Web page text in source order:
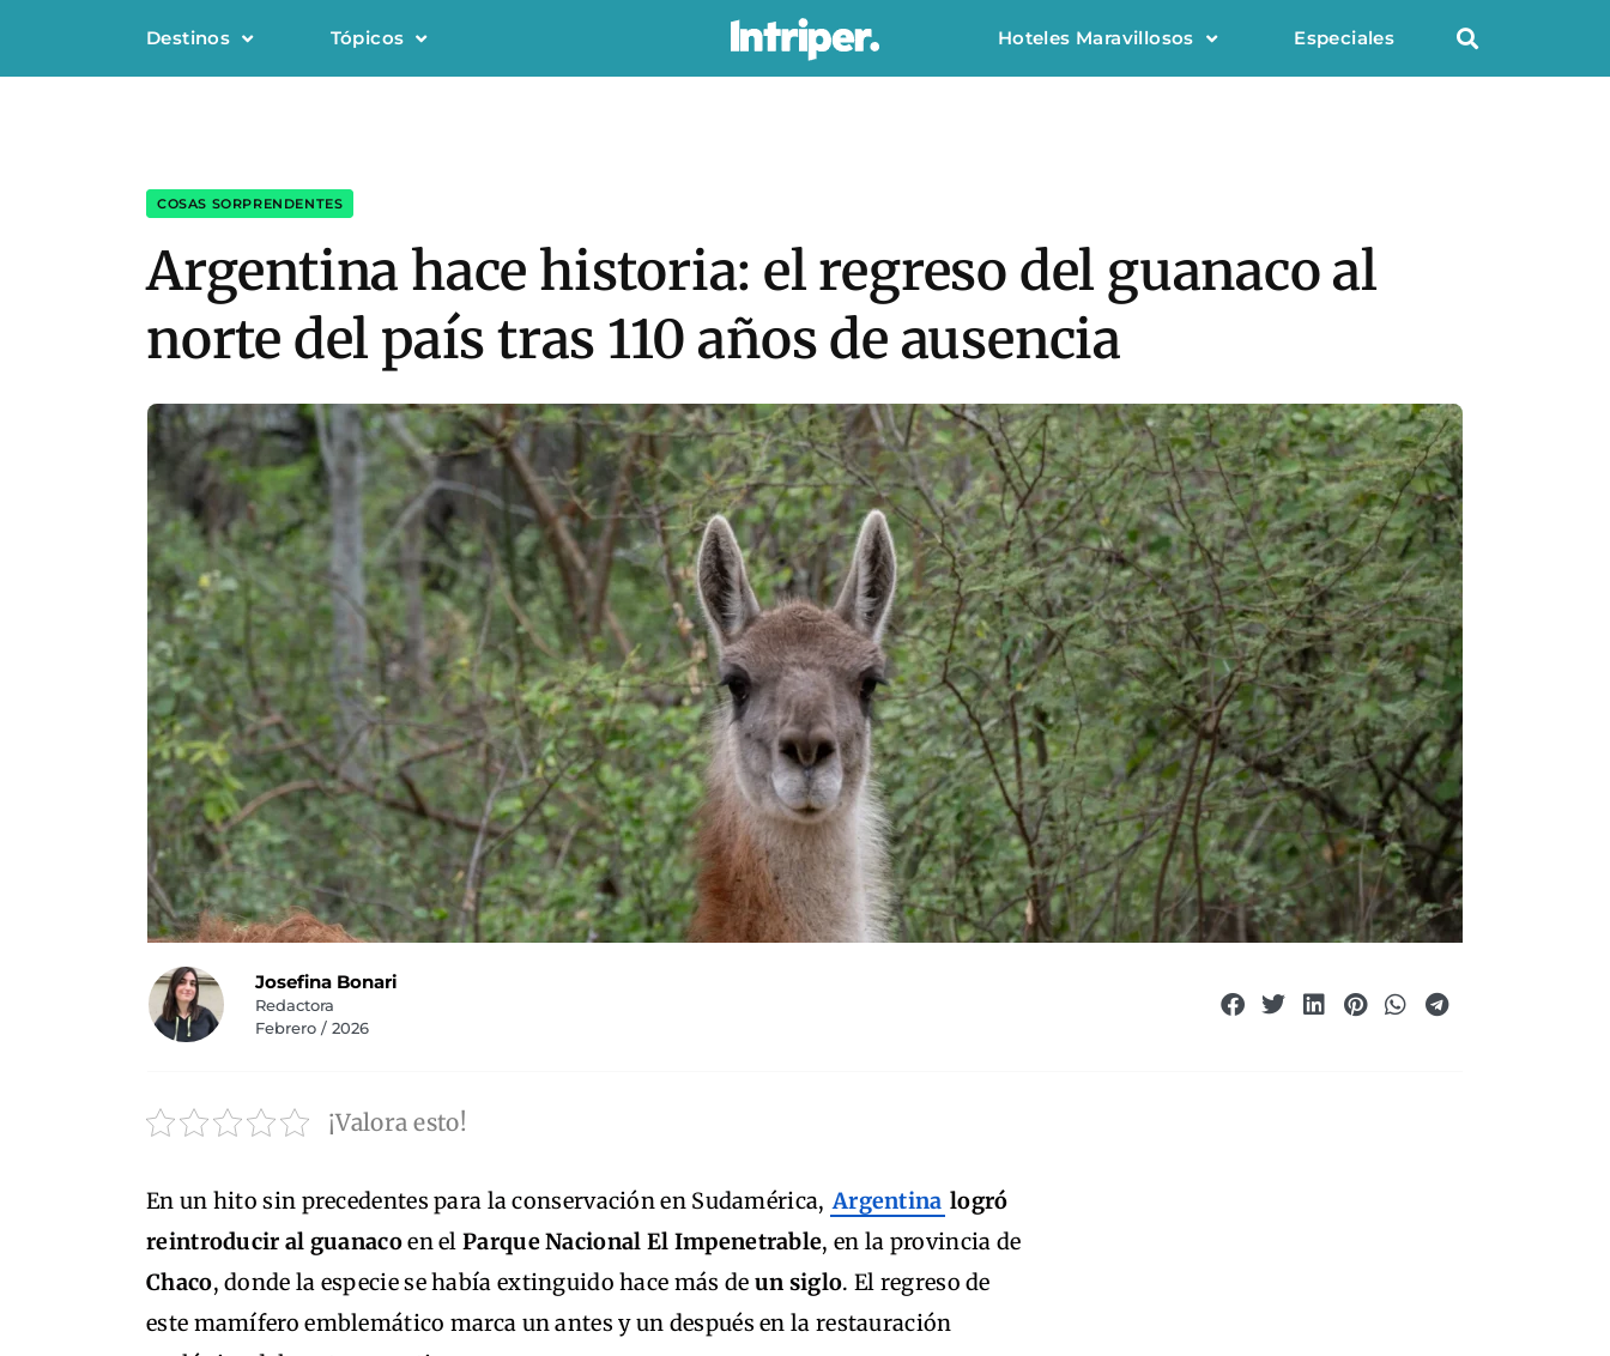
Destinos Tópicos Hoteles Maravillosos Especiales
COSAS SORPRENDENTES
Argentina hace historia: el regreso del guanaco al
norte del país tras 110 años de ausencia
Josefina Bonari
Redactora
Febrero / 2026
¡Valora esto!
En un hito sin precedentes para la conservación en Sudamérica, Argentina logró
reintroducir al guanacoen elParque Nacional El Impenetrable, en la provincia de
Chaco, donde la especie se había extinguido hace más de un siglo. El regreso de
este mamífero emblemático marca un antes y un después en la restauración